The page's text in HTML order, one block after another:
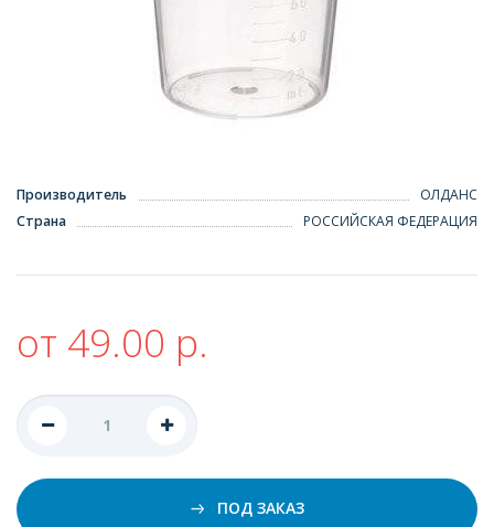
Производитель
ОЛДАНС
Страна
РОССИЙСКАЯ ФЕДЕРАЦИЯ
от 49.00 р.
ПОД ЗАКАЗ